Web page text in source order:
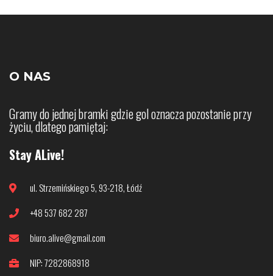
O NAS
Gramy do jednej bramki gdzie gol oznacza pozostanie przy
życiu, dlatego pamiętaj:
Stay ALive!
ul. Strzemińskiego 5, 93-218, Łódź
+48 537 682 287
biuro.alive@gmail.com
NIP: 7282868918